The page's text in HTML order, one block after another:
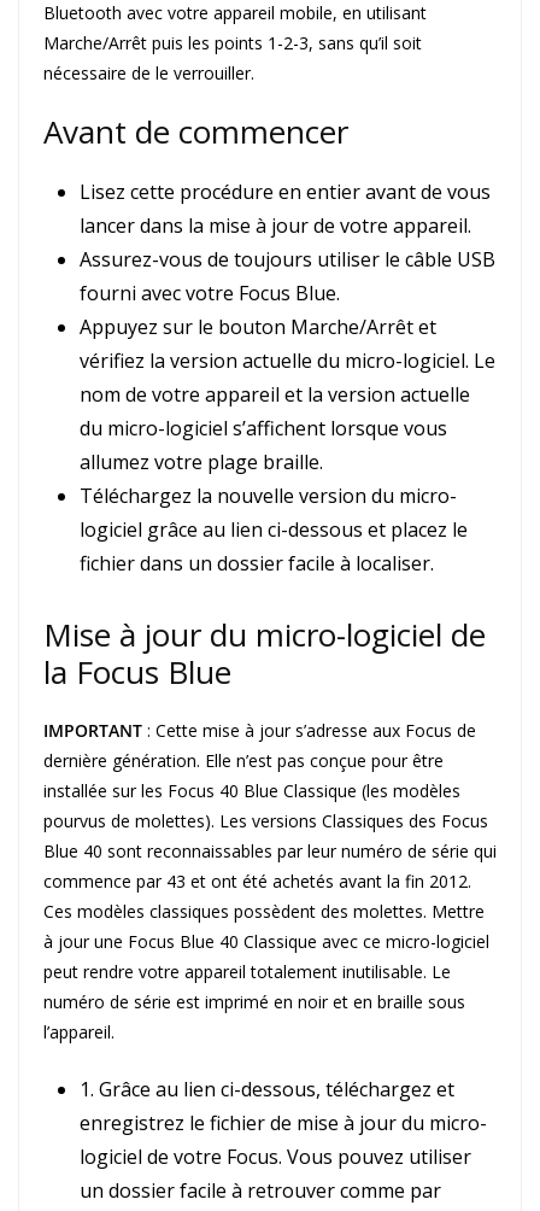
Bluetooth avec votre appareil mobile, en utilisant
Marche/Arrêt puis les points 1-2-3, sans qu’il soit
nécessaire de le verrouiller.
Avant de commencer
Lisez cette procédure en entier avant de vous
lancer dans la mise à jour de votre appareil.
Assurez-vous de toujours utiliser le câble USB
fourni avec votre Focus Blue.
Appuyez sur le bouton Marche/Arrêt et
vérifiez la version actuelle du micro-logiciel. Le
nom de votre appareil et la version actuelle
du micro-logiciel s’affichent lorsque vous
allumez votre plage braille.
Téléchargez la nouvelle version du micro-
logiciel grâce au lien ci-dessous et placez le
fichier dans un dossier facile à localiser.
Mise à jour du micro-logiciel de
la Focus Blue
IMPORTANT : Cette mise à jour s’adresse aux Focus de
dernière génération. Elle n’est pas conçue pour être
installée sur les Focus 40 Blue Classique (les modèles
pourvus de molettes). Les versions Classiques des Focus
Blue 40 sont reconnaissables par leur numéro de série qui
commence par 43 et ont été achetés avant la fin 2012.
Ces modèles classiques possèdent des molettes. Mettre
à jour une Focus Blue 40 Classique avec ce micro-logiciel
peut rendre votre appareil totalement inutilisable. Le
numéro de série est imprimé en noir et en braille sous
l’appareil.
1. Grâce au lien ci-dessous, téléchargez et
enregistrez le fichier de mise à jour du micro-
logiciel de votre Focus. Vous pouvez utiliser
un dossier facile à retrouver comme par